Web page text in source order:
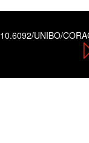
10.6092/UNIBO/